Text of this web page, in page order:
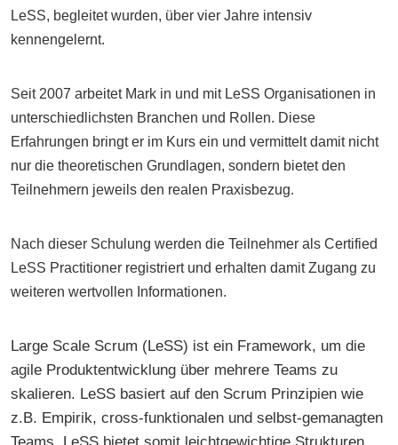
LeSS, begleitet wurden, über vier Jahre intensiv
kennengelernt.
Seit 2007 arbeitet Mark in und mit LeSS Organisationen in
unterschiedlichsten Branchen und Rollen. Diese
Erfahrungen bringt er im Kurs ein und vermittelt damit nicht
nur die theoretischen Grundlagen, sondern bietet den
Teilnehmern jeweils den realen Praxisbezug.
Nach dieser Schulung werden die Teilnehmer als Certified
LeSS Practitioner registriert und erhalten damit Zugang zu
weiteren wertvollen Informationen.
Large Scale Scrum (LeSS) ist ein Framework, um die
agile Produktentwicklung über mehrere Teams zu
skalieren. LeSS basiert auf den Scrum Prinzipien wie
z.B. Empirik, cross-funktionalen und selbst-gemanagten
Teams. LeSS bietet somit leichtgewichtige Strukturen,